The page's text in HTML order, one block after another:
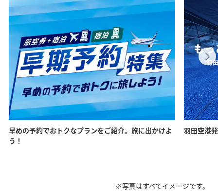
早めの予約でおトクなプランをご紹介。旅に出かけよ
う！
羽田空港
※写真はすべてイメージです。